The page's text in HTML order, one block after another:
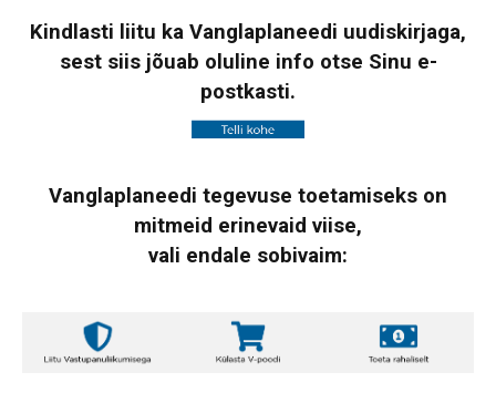
Kindlasti liitu ka Vanglaplaneedi uudiskirjaga,
sest siis jõuab oluline info otse Sinu e-
postkasti.
Vanglaplaneedi tegevuse toetamiseks on
mitmeid erinevaid viise,
vali endale sobivaim: